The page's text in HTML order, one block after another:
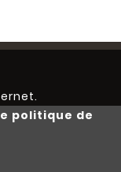
politique de